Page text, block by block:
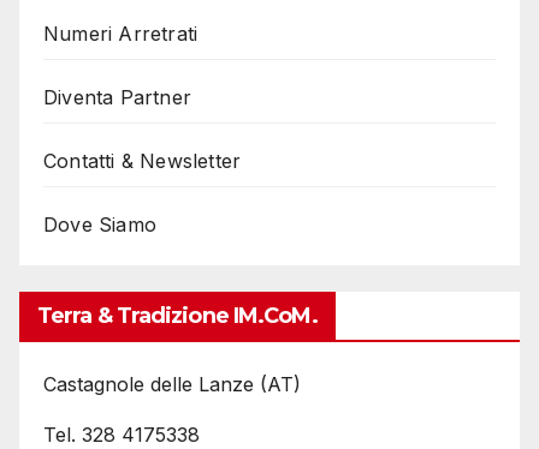
Numeri Arretrati
Diventa Partner
Contatti & Newsletter
Dove Siamo
Terra & Tradizione IM.coM.
Castagnole delle Lanze (AT)
Tel. 328 4175338